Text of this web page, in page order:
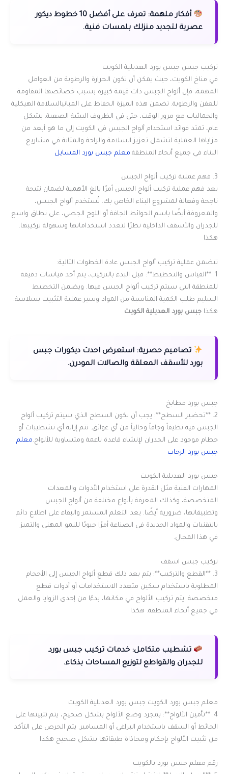
أفكار ملهمة:
تعرف على أفضل 10 خطوط ديكور
عصرية لتجديد منزلك بلمسات فنية.
تركيب جبس جبس بورد العديلية الكويت
في مناخ الكويت، حيث يمكن أن تكون الحرارة والرطوبة من العوامل
المهمة، فإن ألواح الجبس ذات قيمة كبيرة بسبب خصائصها المقاومة
للعفن والرطوبة. تضمن هذه الميزة الحفاظ على المبانيالسلامة الهيكلية
والجماليات مع مرور الوقت، حتى في الظروف البيئية الصعبة. بشكل
عام، تمتد فوائد استخدام ألواح الجبس في الكويت إلى ما هو أبعد من
مزاياها العملية لتشمل تعزيز السلامة والراحة والمتانة في مشاريع
البناء في جميع أنحاء المنطقة.معلم جبس بورد المسايل
3. فهم عملية تركيب ألواح الجبس
يعد فهم عملية تركيب ألواح الجبس أمرًا بالغ الأهمية لضمان نتيجة
ناجحة وفعالة لمشروع البناء الخاص بك. تُستخدم ألواح الجبس،
والمعروفة أيضًا باسم الحوائط الجافة أو اللوح الجصي، على نطاق واسع
للجدران والأسقف الداخلية نظرًا لتعدد استخداماتها وسهولة تركيبها.
هكذا
تتضمن عملية تركيب ألواح الجبس عادة الخطوات التالية:
1. **القياس والتخطيط**: قبل البدء بالتركيب، يتم أخذ قياسات دقيقة
للمنطقة التي سيتم تركيب ألواح الجبس فيها. ويضمن التخطيط
السليم طلب الكمية المناسبة من المواد وسير عملية التثبيت بسلاسة.
هكذا جبس بورد العديلية الكويت
تصاميم حصرية: استعرض احدث ديكورات جبس
بورد للأسقف المعلقة والصالات المودرن.
جبس بورد مطابخ
2. **تحضير السطح**: يجب أن يكون السطح الذي سيتم تركيب ألواح
الجبس فيه نظيفاً وجافاً وخالياً من أي عوائق. تتم إزالة أي تشطيبات أو
حطام موجود على الجدران لإنشاء قاعدة ناعمة ومتساوية للألواح.معلم
جبس بورد الرحاب
جبس بورد العديلية الكويت
المهارات الفنية مثل القدرة على استخدام الأدوات والمعدات
المتخصصة، وكذلك المعرفة بأنواع مختلفة من ألواح الجبس
وتطبيقاتها، ضرورية أيضًا. يعد التعلم المستمر والبقاء على اطلاع دائم
بالتقنيات والمواد الجديدة في الصناعة أمرًا حيويًا للنمو المهني والتميز
في هذا المجال.
تركيب جبس اسقف
3. **القطع والتركيب**: يتم بعد ذلك قطع ألواح الجبس إلى الأحجام
المطلوبة باستخدام سكين متعدد الاستخدامات أو أدوات قطع
متخصصة. يتم تركيب الألواح في مكانها، بدءًا من إحدى الزوايا والعمل
في جميع أنحاء المنطقة. هكذا
تشطيب متكامل: خدمات تركيب جبس بورد
للجدران والقواطع لتوزيع المساحات بذكاء.
معلم جبس بورد الكويت جبس بورد العديلية الكويت
4. **تأمين الألواح**: بمجرد وضع الألواح بشكل صحيح، يتم تثبيتها على
الحائط أو السقف باستخدام البراغي أو المسامير. يتم الحرص على التأكد
من تثبيت الألواح بإحكام ومحاذاة طبقاتها بشكل صحيح هكذا
رقم معلم جبس بورد بالكويت